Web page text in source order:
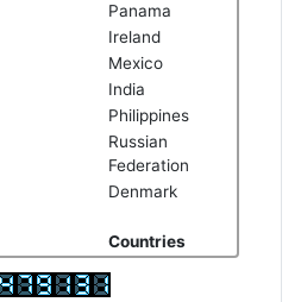
Panama
Ireland
Mexico
India
Philippines
Russian
Federation
Denmark
Countries